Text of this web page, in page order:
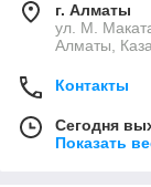
г. Алматы
ул. М.
Алматы,
Контакты
Сегодня
Показать